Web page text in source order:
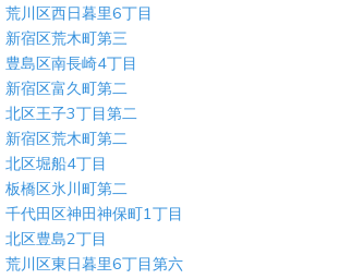
荒川区西日暮里6丁目
新宿区荒木町第三
豊島区南長崎4丁目
新宿区富久町第二
北区王子3丁目第二
新宿区荒木町第二
北区堀船4丁目
板橋区氷川町第二
千代田区神田神保町1丁目
北区豊島2丁目
荒川区東日暮里6丁目第六